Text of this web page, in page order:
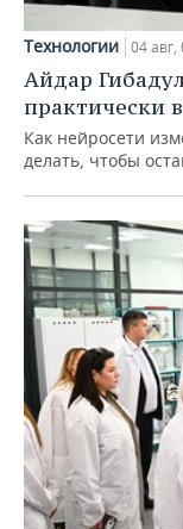
Технологии 04 авг,
Айдар
практически
Как нейросети
делать, чтобы